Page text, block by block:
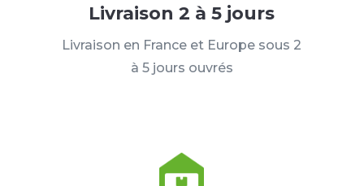
Livraison 2 à 5 jours
Livraison en France et Europe sous 2
à 5 jours ouvrés